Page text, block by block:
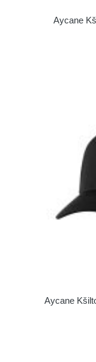
Aycane
Aycane